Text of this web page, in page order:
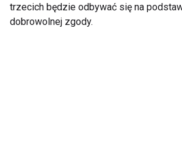
trzecich będzie odbywać się na
dobrowolnej zgody.